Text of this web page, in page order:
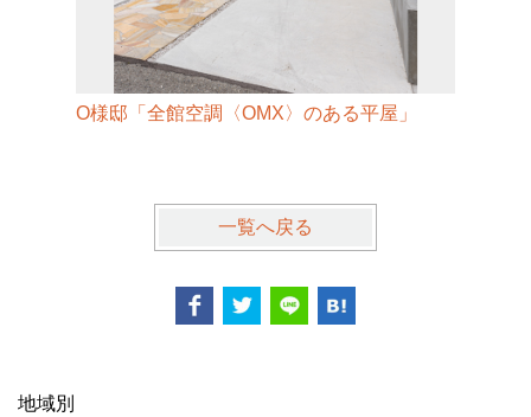
O様邸「全館空調〈OMX〉のある平屋」
一覧へ戻る
地域別